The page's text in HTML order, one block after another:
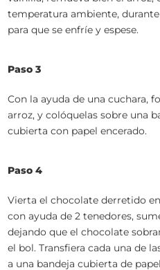
temperatura ambiente,
para que se enfríe y espese.
Paso 3
Con la ayuda de una cuchara,
arroz, y colóquelas sobre una
cubierta con papel encerado.
Paso 4
Vierta el chocolate derretido
con ayuda de 2 tenedores,
dejando que el chocolate
el bol. Transfiera cada una de
a una bandeja cubierta de